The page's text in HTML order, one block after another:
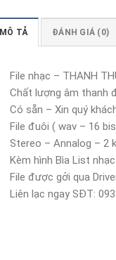
MÔ TẢ ĐÁNH GIÁ (0)
File nhạc – THANH
Chất lượng âm thanh
Có sẵn – Xin quý
File đuôi ( wav – 16
Stereo – Annalog – 2
Kèm hình Bìa List
File được gởi qua
Liên lạc ngay SĐT: